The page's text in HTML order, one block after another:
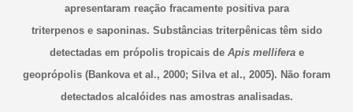
apresentaram reação fracamente positiva para
triterpenos e saponinas. Substâncias triterpênicas têm sido
detectadas em própolis tropicais de Apis mellifera e
geoprópolis (Bankova et al., 2000; Silva et al., 2005). Não foram
detectados alcalóides nas amostras analisadas.